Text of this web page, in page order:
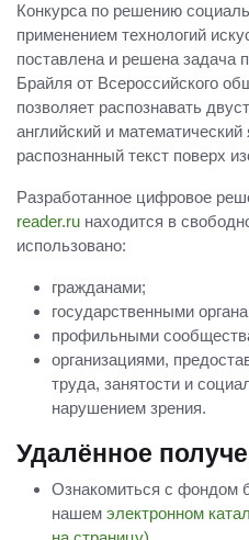
Конкурса по решению
применением технологий
поставлена и решена задача
Брайля от Всероссийского
позволяет распознавать
английский и
распознанный текст поверх
Разработанное цифровое
reader.ru находится в
использовано:
гражданами;
государственными
профильными
организациями,
труда, занятости и
нарушением зрения.
Удалённое
Ознакомиться с фондом
нашем электронном